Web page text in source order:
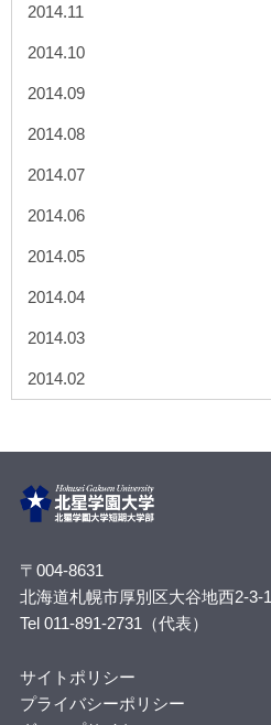
2014.11
2014.10
2014.09
2014.08
2014.07
2014.06
2014.05
2014.04
2014.03
2014.02
〒004-8631
北海道札幌市厚別区大谷地西2-3-1
Tel 011-891-2731（代表）
サイトポリシー
プライバシーポリシー